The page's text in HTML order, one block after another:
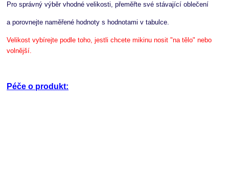
Pro správný výběr vhodné velikosti, přeměřte své stávající oblečení
a porovnejte naměřené hodnoty s hodnotami v tabulce.
Velikost vybírejte podle toho, jestli chcete mikinu nosit "na tělo" nebo
volnější.
Péče o produkt: